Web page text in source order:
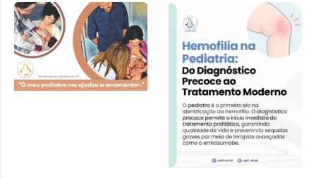
Cartilha SPDF –
Pediatra e
Amamentação